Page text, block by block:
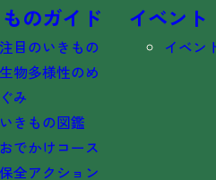
のガイド
注目のいきもの
生物多様性のめ
ぐみ
いきもの図鑑
おでかけコース
保全アクション
イベント
イベン